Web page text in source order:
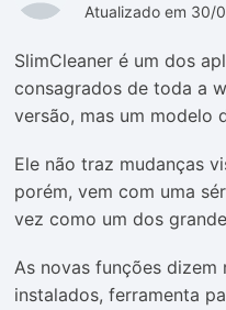
Atualizado em 30/
SlimCleaner é um dos
consagrados de toda a
versão, mas um modelo
Ele não traz mudanças
porém, vem com uma
vez como um dos
As novas funções
instalados, ferramenta